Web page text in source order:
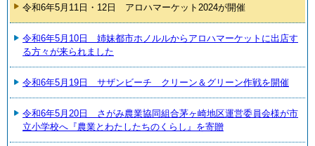
令和6年5月11日・12日 アロハマーケット2024が開催
令和6年5月10日 姉妹都市ホノルルからアロハマーケットに出店す
る方々が来られました
令和6年5月19日 サザンビーチ クリーン＆グリーン作戦を開催
令和6年5月20日 さがみ農業協同組合茅ヶ崎地区運営委員会様が市
立小学校へ『農業とわたしたちのくらし』を寄贈